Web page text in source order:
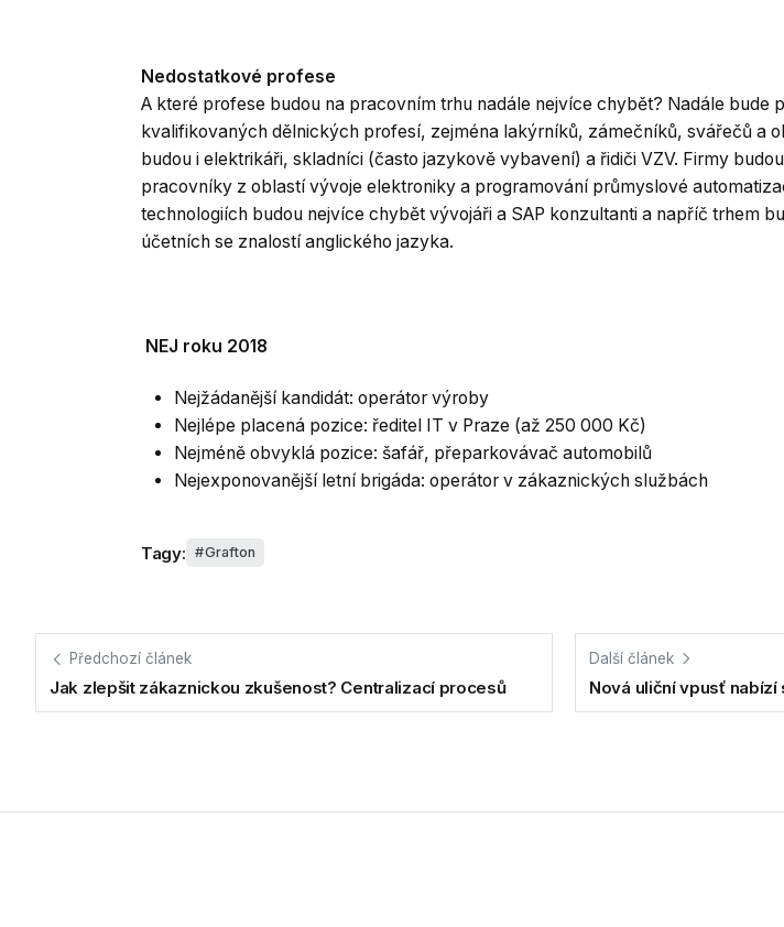
Nedostatkové profese
A které profese budou na pracovním trhu nadále nejvíce chybět? Nadále bude
kvalifikovaných dělnických profesí, zejména lakýrníků, zámečníků, svářečů a
budou i elektrikáři, skladníci (často jazykově vybavení) a řidiči VZV. Firmy
pracovníky z oblastí vývoje elektroniky a programování průmyslové
technologiích budou nejvíce chybět vývojáři a SAP konzultanti a napříč trhem
účetních se znalostí anglického jazyka.
NEJ roku 2018
Nejžádanější kandidát: operátor výroby
Nejlépe placená pozice: ředitel IT v Praze (až 250 000 Kč)
Nejméně obvyklá pozice: šafář, přeparkovávač automobilů
Nejexponovanější letní brigáda: operátor v zákaznických službách
Tagy: Grafton
Předchozí článek
Jak zlepšit zákaznickou zkušenost? Centralizací procesů
Další článek
Nová uliční vpusť